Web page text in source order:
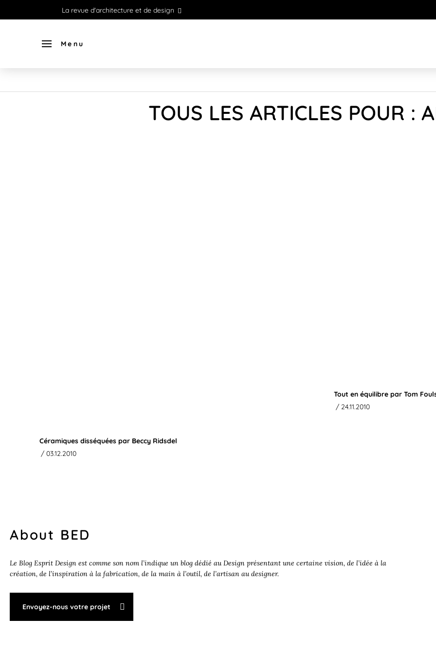
La revue d'architecture et de design
Menu
TOUS LES ARTICLES POUR :
Céramiques disséquées par Beccy Ridsdel
/ 03.12.2010
Tout en équilibre par Tom
/ 24.11.2010
About BED
Le Blog Esprit Design est comme son nom l’indique un blog dédié au Design présentant une certaine vision, de l’idée à la
création, de l’inspiration à la fabrication, de la main à l’outil, de l’artisan au designer.
Envoyez-nous votre projet